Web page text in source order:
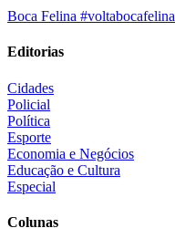
Boca Felina #voltabocafelina
Editorias
Cidades
Policial
Política
Esporte
Economia e Negócios
Educação e Cultura
Especial
Colunas